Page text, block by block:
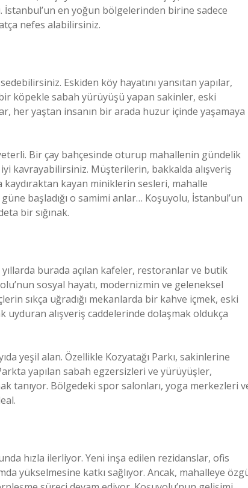
en yoğun bölgelerinden birine sadece
nefes alabilirsiniz.
Eskiden köy hayatını yansıtan yapılar,
köpekle sabah yürüyüşü yapan sakinler, eski
her yaştan insanın bir arada huzur içinde yaşamaya
Bir çay bahçesinde oturup mahallenin gündelik
kavrayabilirsiniz. Müşterilerin, bakkalda alışveriş
kayan miniklerin sesleri, mahalle
başladığı o samimi anlar… Koşuyolu, İstanbul’un
bir sığınak.
burada açılan kafeler, restoranlar ve butik
sosyal hayatı, modernizmin ve geleneksel
sıkça uğradığı mekanlarda bir kahve içmek, eski
alışveriş caddelerinde dolaşmak oldukça
yeşil alan. Özellikle Kozyatağı Parkı, sakinlerine
yapılan sabah egzersizleri ve yürüyüşler,
tanıyor. Bölgedeki spor salonları, yoga merkezleri
hızla ilerliyor. Yeni inşa edilen rezidanslar, ofis
yükselmesine katkı sağlıyor. Ancak, mahalleye